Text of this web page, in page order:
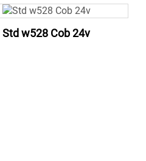
Std w528 Cob 24v